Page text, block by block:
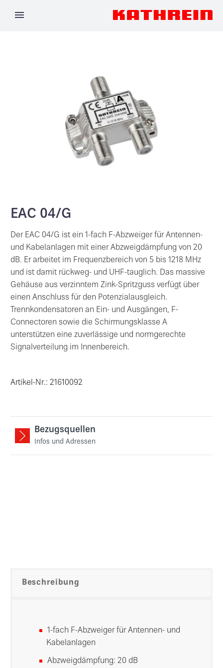
EAC 04/G
Der EAC 04/G ist ein 1-fach F-Abzweiger für Antennen-
und Kabelanlagen mit einer Abzweigdämpfung von 20
dB. Er arbeitet im Frequenzbereich von 5 bis 1218 MHz
und ist damit rückweg- und UHF-tauglich. Das massive
Gehäuse aus verzinntem Zink-Spritzguss verfügt über
einen Anschluss für den Potenzialausgleich.
Trennkondensatoren an Ein- und Ausgängen, F-
Connectoren sowie die Schirmungsklasse A
unterstützen eine zuverlässige und normgerechte
Signalverteilung im Innenbereich.
Artikel-Nr.: 21610092
Bezugsquellen
Infos und Adressen
Beschreibung
1-fach F-Abzweiger für Antennen- und
Kabelanlagen
Abzweigdämpfung: 20 dB